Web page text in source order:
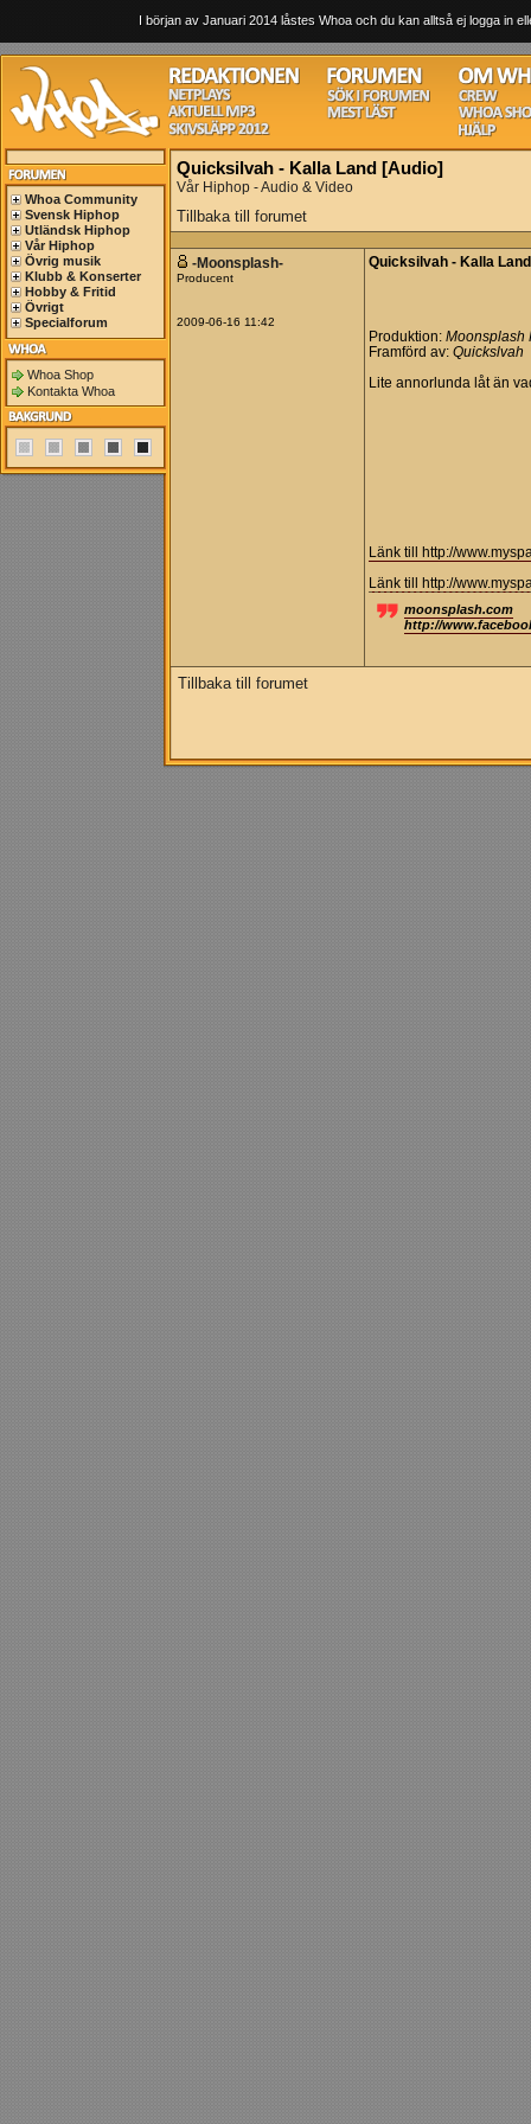
I början av Januari 2014 låstes Whoa och du kan alltså ej logga in
Whoa Community
Svensk Hiphop
Utländsk Hiphop
Vår Hiphop
Övrig musik
Klubb & Konserter
Hobby & Fritid
Övrigt
Specialforum
Whoa Shop
Kontakta Whoa
Quicksilvah - Kalla Land [Audio]
Vår Hiphop - Audio & Video
Tillbaka till forumet
-Moonsplash-
Producent
2009-06-16 11:42
Quicksilvah - Kalla
Produktion: Moonsplash
Framförd av: Quickslvah
Lite annorlunda låt än
Länk till http://
Länk till http://
moonsplash.com
http://
Tillbaka till forumet